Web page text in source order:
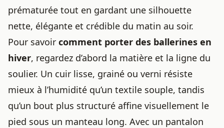
prématurée tout en gardant une silhouette
nette, élégante et crédible du matin au soir.
Pour savoir comment porter des ballerines en
hiver, regardez d’abord la matière et la ligne du
soulier. Un cuir lisse, grainé ou verni résiste
mieux à l’humidité qu’un textile souple, tandis
qu’un bout plus structuré affine visuellement le
pied sous un manteau long. Avec un pantalon